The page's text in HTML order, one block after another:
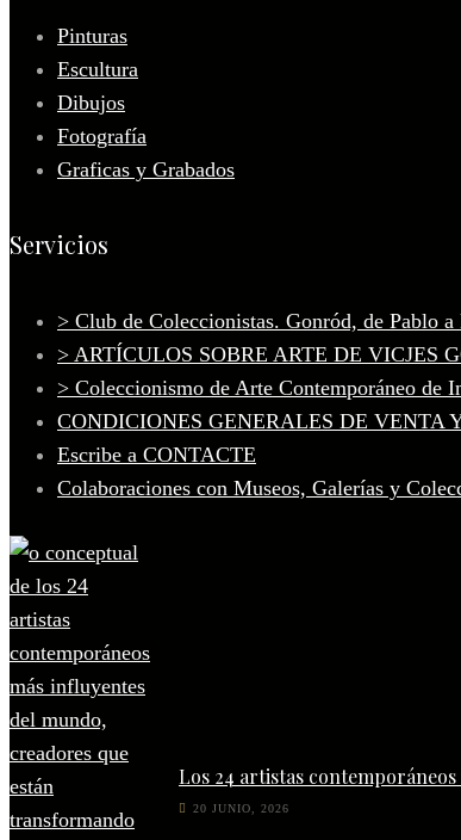
Pinturas
Escultura
Dibujos
Fotografía
Graficas y Grabados
Servicios
> Club de Coleccionistas. Gonród, de Pablo a
> ARTÍCULOS SOBRE ARTE DE VICJES
> Coleccionismo de Arte Contemporáneo de
CONDICIONES GENERALES DE VENTA
Escribe a CONTACTE
Colaboraciones con Museos, Galerías y
Los 24 artistas
20 JUNIO, 2026